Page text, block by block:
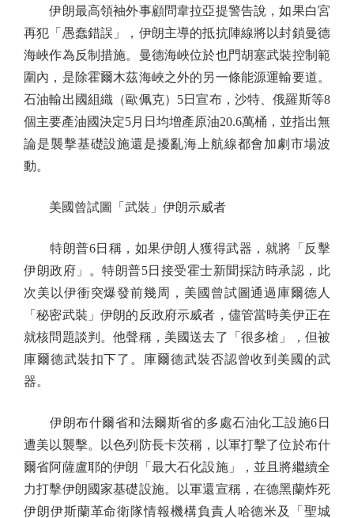
伊朗最高領袖外事顧問韋拉亞提警告說，如果白宮
再犯「愚蠢錯誤」，伊朗主導的抵抗陣線將以封鎖曼德
海峽作為反制措施。曼德海峽位於也門胡塞武裝控制範
圍內，是除霍爾木茲海峽之外的另一條能源運輸要道。
石油輸出國組織（歐佩克）5日宣布，沙特、俄羅斯等8
個主要產油國決定5月日均增產原油20.6萬桶，並指出無
論是襲擊基礎設施還是擾亂海上航線都會加劇市場波
動。
美國曾試圖「武裝」伊朗示威者
特朗普6日稱，如果伊朗人獲得武器，就將「反擊
伊朗政府」。特朗普5日接受霍士新聞採訪時承認，此
次美以伊衝突爆發前幾周，美國曾試圖通過庫爾德人
「秘密武裝」伊朗的反政府示威者，儘管當時美伊正在
就核問題談判。他聲稱，美國送去了「很多槍」，但被
庫爾德武裝扣下了。庫爾德武裝否認曾收到美國的武
器。
伊朗布什爾省和法爾斯省的多處石油化工設施6日
遭美以襲擊。以色列防長卡茨稱，以軍打擊了位於布什
爾省阿薩盧耶的伊朗「最大石化設施」，並且將繼續全
力打擊伊朗國家基礎設施。以軍還宣稱，在德黑蘭炸死
伊朗伊斯蘭革命衛隊情報機構負責人哈德米及「聖城